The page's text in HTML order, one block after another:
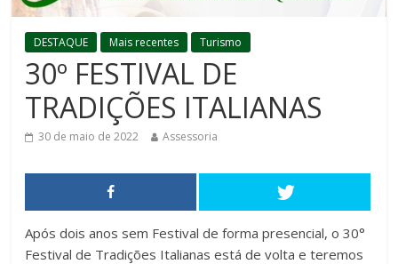
DESTAQUE Mais recentes Turismo
30º FESTIVAL DE
TRADIÇÕES ITALIANAS
30 de maio de 2022 Assessoria
Após dois anos sem Festival de forma presencial, o 30°
Festival de Tradições Italianas está de volta e teremos